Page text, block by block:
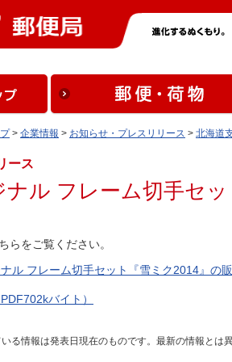
> 企業情報 > お知らせ・プレスリリース > 北海道
ース
ナル フレーム切手セ
らをご覧ください。
ル フレーム切手セット『雪ミク2014』の
バイト）
る情報は発表日現在のものです。最新の情報とは